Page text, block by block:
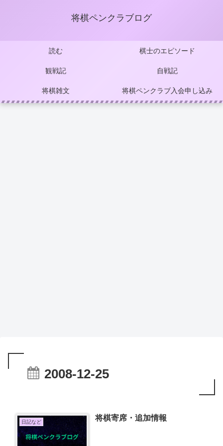
将棋ペンクラブログ
読む 棋士のエピソード
観戦記 自戦記
将棋雑文 将棋ペンクラブ入会申し込み
2008-12-25
日記など 将棋寄席・追加情報